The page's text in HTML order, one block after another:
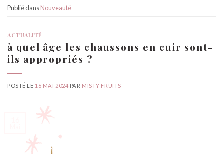
Publié dansNouveauté
ACTUALITÉ
à quel âge les chaussons en cuir sont-
ils appropriés ?
POSTÉ LE 16 MAI 2024 PAR MISTY FRUITS